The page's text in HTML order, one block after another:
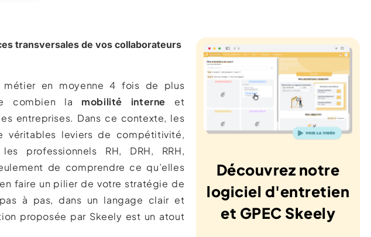
transversales de vos collaborateurs
en moyenne 4 fois de plus
combien la mobilité interne et
entreprises. Dans ce contexte, les
véritables leviers de compétitivité,
professionnels RH, DRH, RRH,
de comprendre ce qu’elles
faire un pilier de votre stratégie de
à pas, dans un langage clair et
proposée par Skeely est un atout
Découvrez notre
logiciel d'entretien
et GPEC Skeely